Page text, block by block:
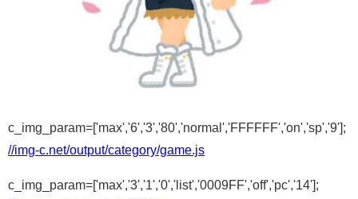
c_img_param=['max','6','3','80','normal','FFFFFF','on','sp','9'];
//img-c.net/output/category/game.js
c_img_param=['max','3','1','0','list','0009FF','off','pc','14'];